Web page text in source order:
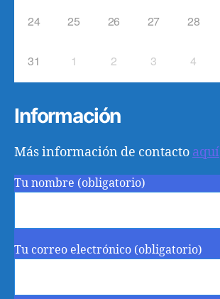
24 25 26 27 28
31 1 2 3 4
Información
Más información de contacto aquí
Tu nombre (obligatorio)
Tu correo electrónico (obligatorio)